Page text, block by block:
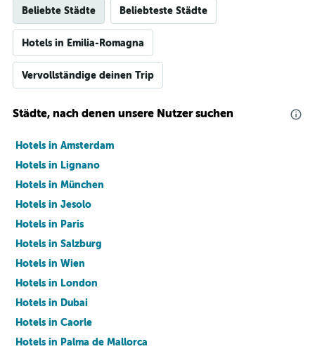
Beliebte Städte Beliebteste Städte
Hotels in Emilia-Romagna
Vervollständige deinen Trip
Städte, nach denen unsere Nutzer suchen
Hotels in Amsterdam
Hotels in Lignano
Hotels in München
Hotels in Jesolo
Hotels in Paris
Hotels in Salzburg
Hotels in Wien
Hotels in London
Hotels in Dubai
Hotels in Caorle
Hotels in Palma de Mallorca